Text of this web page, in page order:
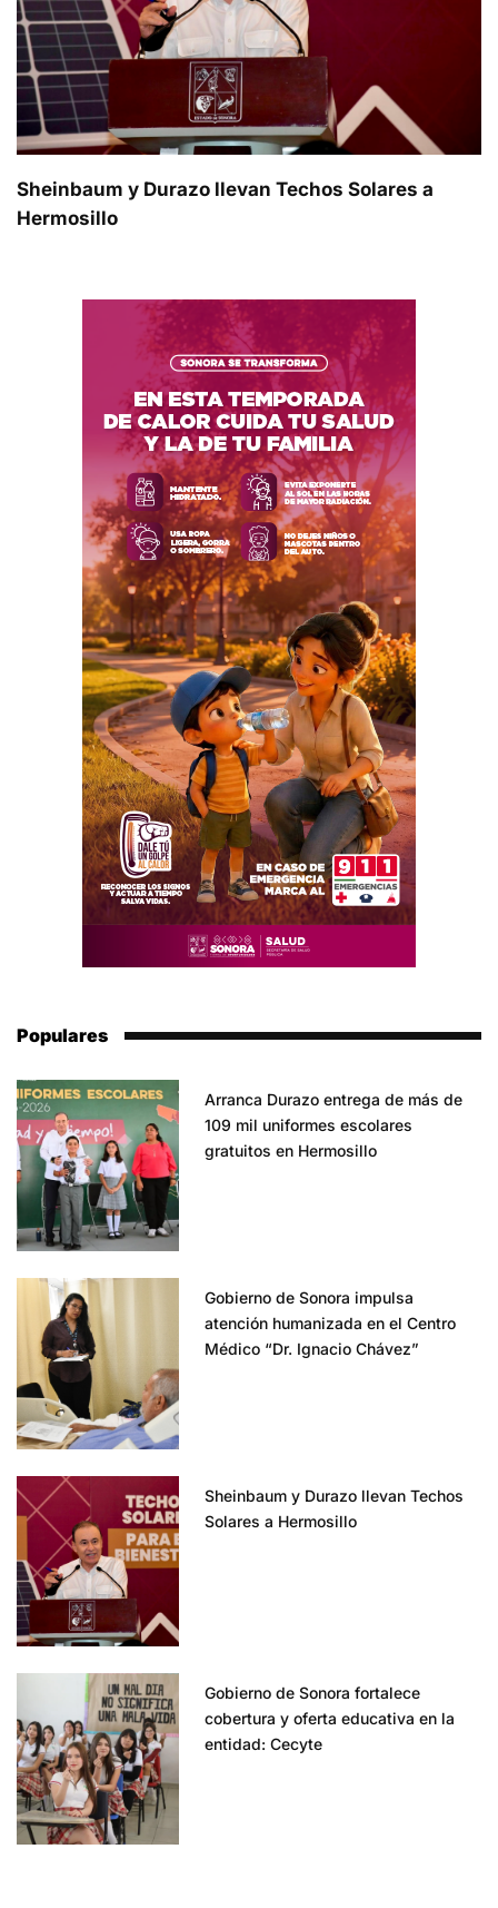
Sheinbaum y Durazo llevan Techos Solares a
Hermosillo
Populares
Arranca Durazo entrega de más de
109 mil uniformes escolares
gratuitos en Hermosillo
Gobierno de Sonora impulsa
atención humanizada en el Centro
Médico “Dr. Ignacio Chávez”
Sheinbaum y Durazo llevan Techos
Solares a Hermosillo
Gobierno de Sonora fortalece
cobertura y oferta educativa en la
entidad: Cecyte